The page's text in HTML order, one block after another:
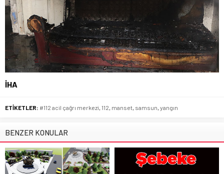
İHA
ETİKETLER: #112 acil çağrı merkezi, 112, manset, samsun, yangın
BENZER KONULAR